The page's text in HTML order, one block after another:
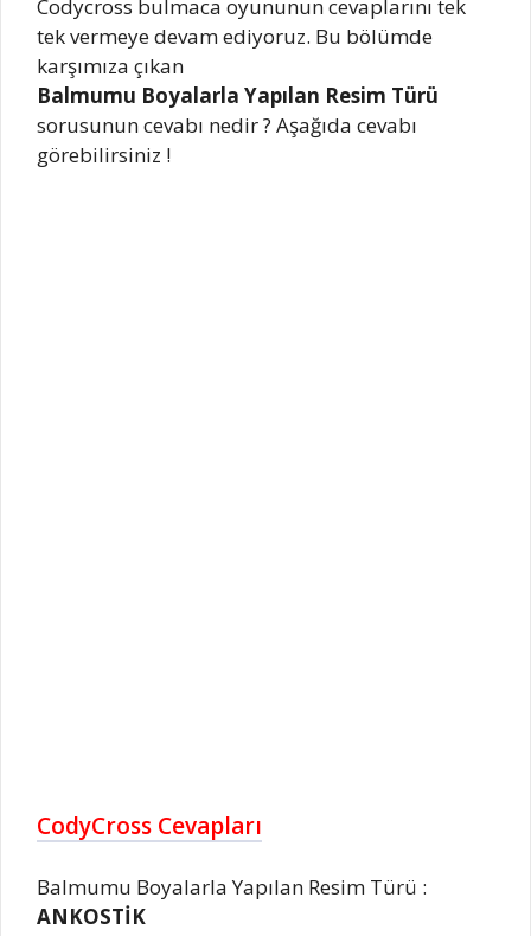
Codycross bulmaca oyununun cevaplarını tek
tek vermeye devam ediyoruz. Bu bölümde
karşımıza çıkan
Balmumu Boyalarla Yapılan Resim Türü
sorusunun cevabı nedir ? Aşağıda cevabı
görebilirsiniz !
CodyCross Cevapları
Balmumu Boyalarla Yapılan Resim Türü :
ANKOSTİK